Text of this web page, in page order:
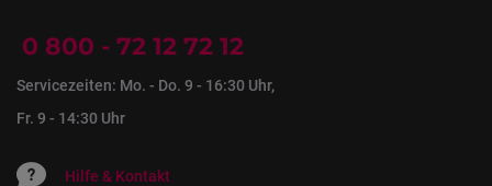
0 800 - 72 12 72 12
Servicezeiten: Mo. - Do. 9 - 16:30 Uhr,
Fr. 9 - 14:30 Uhr
Hilfe & Kontakt